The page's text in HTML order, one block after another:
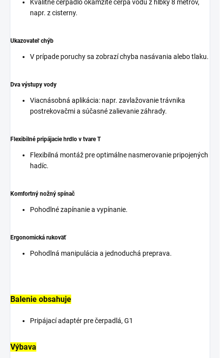
Kvalitné čerpadlo okamžite čerpá vodu z hĺbky 8 metrov,
napr. z cisterny.
Ukazovateľ chýb
V prípade poruchy sa zobrazí chyba nasávania alebo tlaku.
Dva výstupy vody
Viacnásobná aplikácia: napr. zavlažovanie trávnika
postrekovačmi a súčasné zalievanie záhrady.
Flexibilné pripájacie hrdlo v tvare T
Flexibilná montáž pre optimálne nasmerovanie pripojených
hadíc.
Komfortný nožný spínač
Pohodlné zapínanie a vypínanie.
Ergonomická rukoväť
Pohodlná manipulácia a jednoduchá preprava.
Balenie obsahuje
Pripájací adaptér pre čerpadlá, G1
Výbava